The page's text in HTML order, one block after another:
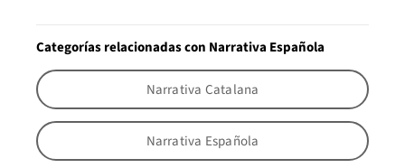
Categorías relacionadas con Narrativa Española
Narrativa Catalana
Narrativa Española